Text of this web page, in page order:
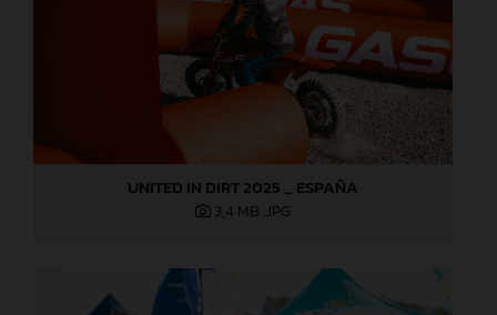
UNITED IN DIRT 2025 _ ESPAÑA
3,4 MB .JPG